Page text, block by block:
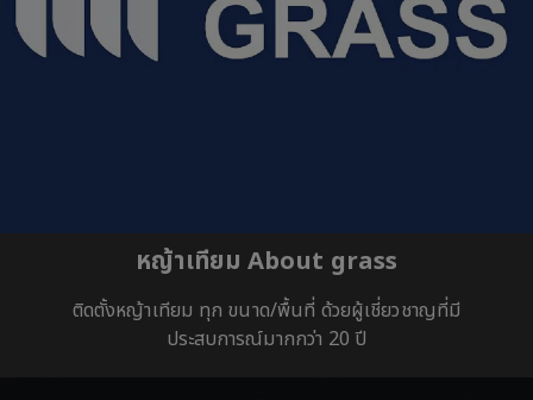
หญ้าเทียม About grass
ติดตั้งหญ้าเทียม ทุก ขนาด/พื้นที่ ด้วยผู้เชี่ยวชาญที่มี
ประสบการณ์มากกว่า 20 ปี